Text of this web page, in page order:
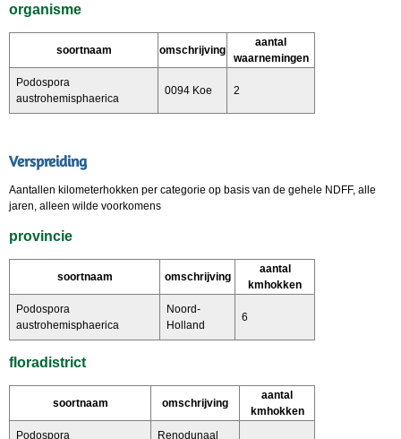
organisme
soortnaam omschrijving
aantal
waarnemingen
Podospora
austrohemisphaerica
0094 Koe 2
Verspreiding
Aantallen kilometerhokken per categorie op basis van de gehele NDFF, alle
jaren, alleen wilde voorkomens
provincie
soortnaam omschrijving
aantal
kmhokken
Podospora
austrohemisphaerica
Noord-
Holland
6
floradistrict
soortnaam omschrijving
aantal
kmhokken
Podospora
Renodunaal